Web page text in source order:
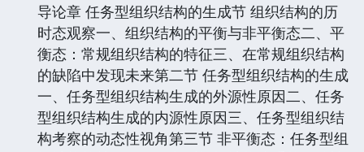
导论章 任务型组织结构的生成节 组织结构的历
时态观察一、组织结构的平衡与非平衡态二、平
衡态：常规组织结构的特征三、在常规组织结构
的缺陷中发现未来第二节 任务型组织结构的生成
一、任务型组织结构生成的外源性原因二、任务
型组织结构生成的内源性原因三、任务型组织结
构考察的动态性视角第三节 非平衡态：任务型组